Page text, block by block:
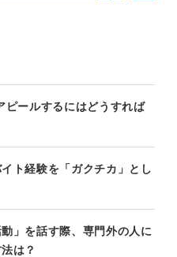
ピールするにはどうすれば
ト経験を「ガクチカ」とし
」を話す際、専門外の人に
は？